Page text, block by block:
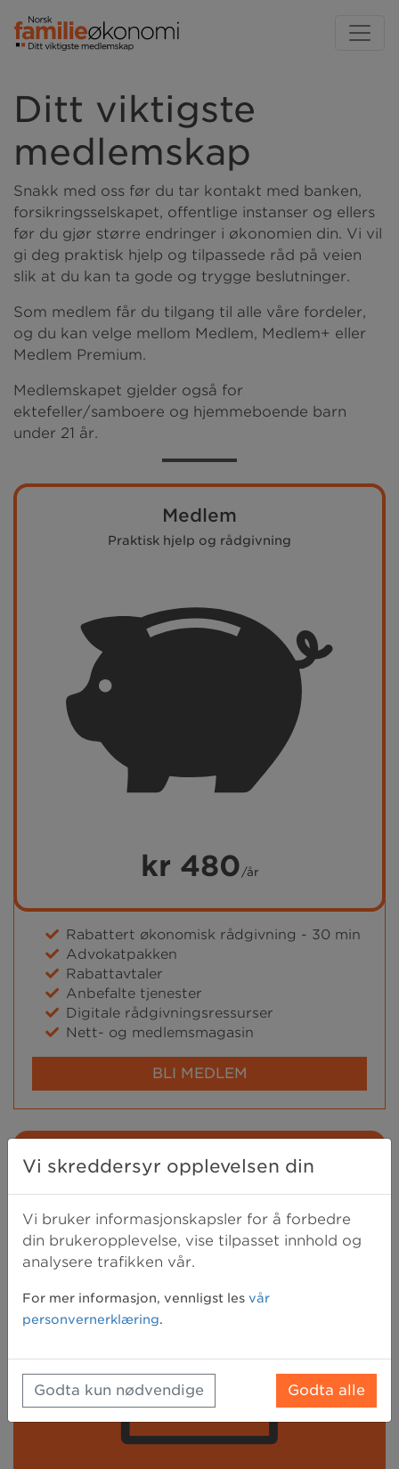
Ditt viktigste
medlemskap
Snakk med oss før du tar kontakt med banken,
forsikringsselskapet, offentlige instanser og ellers
før du gjør større endringer i økonomien din. Vi vil
gi deg praktisk hjelp og tilpassede råd på veien
slik at du kan ta gode og trygge beslutninger.
Som medlem får du tilgang til alle våre fordeler,
og du kan velge mellom Medlem, Medlem+ eller
Medlem Premium.
Medlemskapet gjelder også for
ektefeller/samboere og hjemmeboende barn
under 21 år.
Medlem
Praktisk hjelp og rådgivning
kr 480 /år
Rabattert økonomisk rådgivning - 30 min
Advokatpakken
Rabattavtaler
Anbefalte tjenester
Digitale rådgivningsressurser
Nett- og medlemsmagasin
BLI MEDLEM
Medlem+
Vi skreddersyr opplevelsen din
Vi bruker informasjonskapsler for å forbedre
din brukeropplevelse, vise tilpasset innhold og
analysere trafikken vår.
For mer informasjon, vennligst les vår
personvernerklæring.
Godta kun nødvendige Godta alle